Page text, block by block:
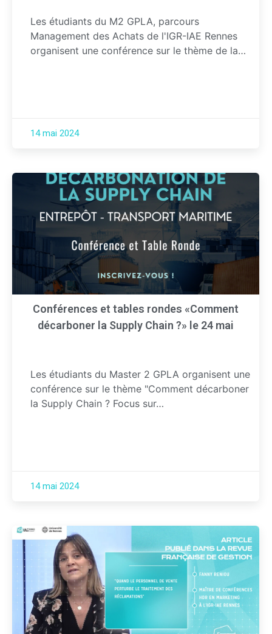
Les étudiants du M2 GPLA, parcours
Management des Achats de l'IGR-IAE Rennes
organisent une conférence sur le thème de la…
14 mai 2024
Conférences et tables rondes «Comment
décarboner la Supply Chain ?» le 24 mai
Les étudiants du Master 2 GPLA organisent une
conférence sur le thème "Comment décarboner
la Supply Chain ? Focus sur…
14 mai 2024